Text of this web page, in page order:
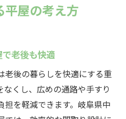
屋の考え方
老後も快適
老後の暮らしを快適にする重
くし、広めの通路や手すり
担を軽減できます。岐阜県中